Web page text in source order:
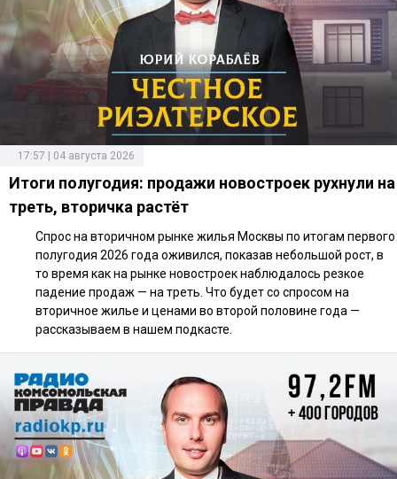
17:57 | 04 августа 2026
Итоги полугодия: продажи новостроек рухнули на
треть, вторичка растёт
Спрос на вторичном рынке жилья Москвы по итогам первого
полугодия 2026 года оживился, показав небольшой рост, в
то время как на рынке новостроек наблюдалось резкое
падение продаж — на треть. Что будет со спросом на
вторичное жилье и ценами во второй половине года —
рассказываем в нашем подкасте.